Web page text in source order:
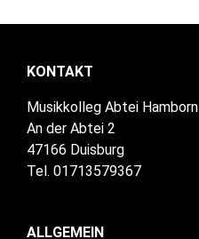
KONTAKT
Musikkolleg Abtei Hamborn
An der Abtei 2
47166 Duisburg
Tel. 01713579367
ALLGEMEIN